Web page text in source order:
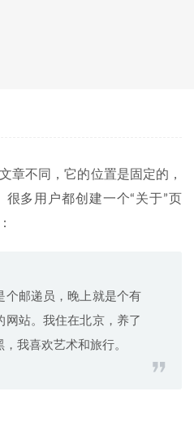
章不同，它的位置是固定的，
多用户都创建一个“关于”页
个邮递员，晚上就是个有
网站。我住在北京，养了
我喜欢艺术和旅行。